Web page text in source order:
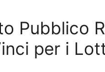
Pubblico
per i